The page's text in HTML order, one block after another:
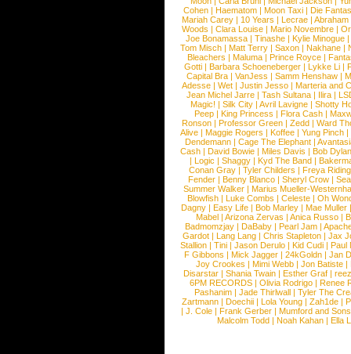
Cohen |Haematom |Moon Taxi |Die
Mariah Carey | 10 Years | Lecrae | Abraham
Woods |Clara Louise |Mario Novembre |
Joe Bonamassa | Tinashe | Kylie Minogue |
Tom Misch |Matt Terry |Saxon |Nakhane |
Bleachers | Maluma | Prince Royce |
Gotti |Barbara Schoeneberger |Lykke Li |
Capital Bra |VanJess |Samm Henshaw |
Adesse |Wet |Justin Jesso |Marteria and
Jean Michel Jarre |Tash Sultana | Ilira |
Magic! | Silk City | Avril Lavigne | Shotty
Peep |King Princess |Flora Cash |
Ronson |Professor Green |Zedd |Ward
Alive |Maggie Rogers |Koffee |Yung Pinch |
Dendemann |Cage The Elephant |
Cash | David Bowie | Miles Davis | Bob Dylan
|Logic |Shaggy |Kyd The Band |
Conan Gray |Tyler Childers |Freya
Fender |Benny Blanco |Sheryl Crow |
Summer Walker |Marius Mueller-
Blowfish | Luke Combs | Celeste | Oh
Dagny |Easy Life |Bob Marley |Mae Muller
Mabel |Arizona Zervas |Anica Russo |
Badmomzjay |DaBaby |Pearl Jam |
Gardot | Lang Lang | Chris Stapleton | Jax
Stallion |Tini |Jason Derulo |Kid Cudi |Paul
F Gibbons | Mick Jagger | 24kGoldn | Jan
Joy Crookes | Mimi Webb | Jon Batiste |
Disarstar | Shania Twain | Esther Graf |
6PM RECORDS | Olivia Rodrigo | Renee
Pashanim |Jade Thirlwall |Tyler The
Zartmann | Doechii | Lola Young | Zah1de |
| J. Cole | Frank Gerber | Mumford and Sons
Malcolm Todd | Noah Kahan | Ella